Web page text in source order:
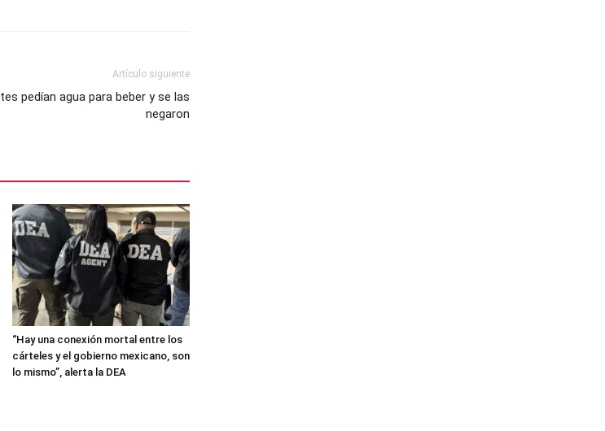
Artículo siguiente
pedían agua para beber y se las
negaron
“Hay una conexión mortal entre los
cárteles y el gobierno mexicano, son
lo mismo”, alerta la DEA